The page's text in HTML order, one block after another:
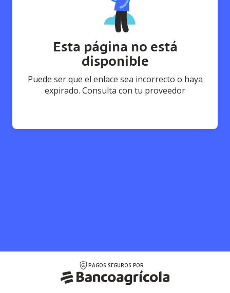
Esta página no está
disponible
Puede ser que el enlace sea incorrecto o haya
expirado. Consulta con tu proveedor
PAGOS SEGUROS POR